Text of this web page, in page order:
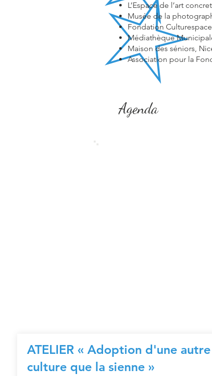
L’Espace de l’art
Musée de la
Fondation
Médiathèque
Maison des séniors,
Association pour la
Agenda
ATELIER « Adoption d'une autre
culture que la sienne »